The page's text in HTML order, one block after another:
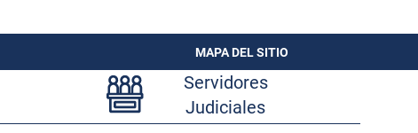
MAPA DEL SITIO
Servidores
Judiciales